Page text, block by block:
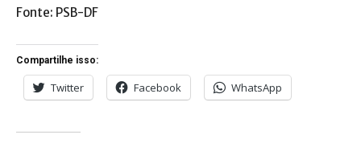
Fonte: PSB-DF
Compartilhe isso:
Twitter Facebook WhatsApp